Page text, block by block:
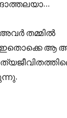
തമ്മിൽ
ആ